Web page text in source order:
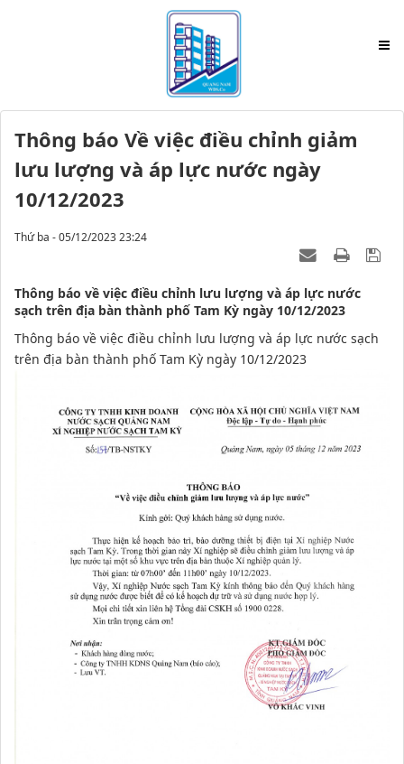
Thông báo Về việc điều chỉnh giảm
lưu lượng và áp lực nước ngày
10/12/2023
Thứ ba - 05/12/2023 23:24
Thông báo về việc điều chỉnh lưu lượng và áp lực nước
sạch trên địa bàn thành phố Tam Kỳ ngày 10/12/2023
Thông báo về việc điều chỉnh lưu lượng và áp lực nước sạch
trên địa bàn thành phố Tam Kỳ ngày 10/12/2023